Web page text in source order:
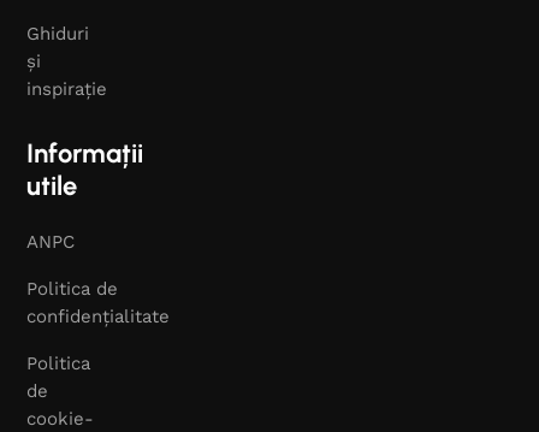
Ghiduri
și
inspirație
Informații
utile
ANPC
Politica de
confidențialitate
Politica
de
cookie-